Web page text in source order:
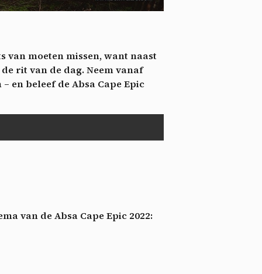
van moeten missen, want naast
rit van de dag. Neem vanaf
en beleef de Absa Cape Epic
van de Absa Cape Epic 2022: